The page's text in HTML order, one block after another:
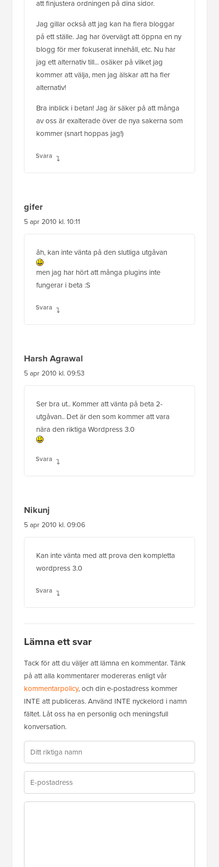
att finjustera ordningen på dina sidor.
Jag gillar också att jag kan ha flera bloggar
på ett ställe. Jag har övervägt att öppna en ny
blogg för mer fokuserat innehåll, etc. Nu har
jag ett alternativ till... osäker på vilket jag
kommer att välja, men jag älskar att ha fler
alternativ!
Bra inblick i betan! Jag är säker på att många
av oss är exalterade över de nya sakerna som
kommer (snart hoppas jag!)
Svara
gifer
5 apr 2010 kl. 10:11
åh, kan inte vänta på den slutliga utgåvan
men jag har hört att många plugins inte
fungerar i beta :S
Svara
Harsh Agrawal
5 apr 2010 kl. 09:53
Ser bra ut.. Kommer att vänta på beta 2-
utgåvan.. Det är den som kommer att vara
nära den riktiga Wordpress 3.0
Svara
Nikunj
5 apr 2010 kl. 09:06
Kan inte vänta med att prova den kompletta
wordpress 3.0
Svara
Lämna ett svar
Tack för att du väljer att lämna en kommentar. Tänk
på att alla kommentarer modereras enligt vår
kommentarpolicy, och din e-postadress kommer
INTE att publiceras. Använd INTE nyckelord i namn
fältet. Låt oss ha en personlig och meningsfull
konversation.